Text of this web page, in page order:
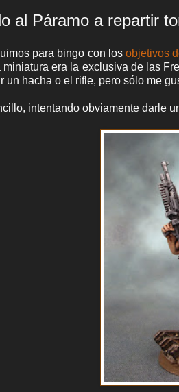
al Páramo a repartir
para bingo con los objetivos
era la exclusiva de las
un hacha o el rifle, pero sólo me
intentando obviamente darle